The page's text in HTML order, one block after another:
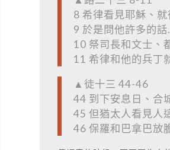
8 希律看見耶穌、
9 於是問他許多的
10 祭司長和文士、
11 希律和他的兵丁
▲徒十三 44-46
44 到下安息日、合
45 但猶太人看見人
46 保羅和巴拿巴放